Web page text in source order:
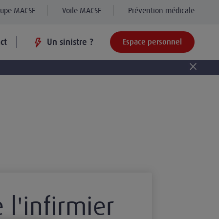
MACSF Voile MACSF Prévention médicale
Un sinistre ? Espace personnel
l'infirmier